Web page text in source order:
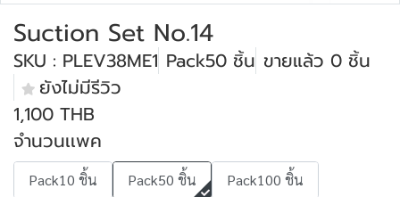
Suction Set No.14
SKU : PLEV38ME1 Pack50 ชิ้น ขายแล้ว 0 ชิ้น
ยังไม่มีรีวิว
1,100 THB
จำนวนเเพค
Pack10 ชิ้น Pack50 ชิ้น Pack100 ชิ้น